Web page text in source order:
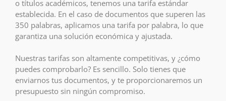
o títulos académicos, tenemos una tarifa estándar
establecida. En el caso de documentos que superen las
350 palabras, aplicamos una tarifa por palabra, lo que
garantiza una solución económica y ajustada.
Nuestras tarifas son altamente competitivas, y ¿cómo
puedes comprobarlo? Es sencillo. Solo tienes que
enviarnos tus documentos, y te proporcionaremos un
presupuesto sin ningún compromiso.